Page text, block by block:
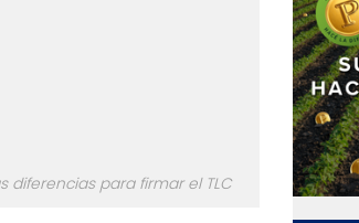
para firmar el TLC